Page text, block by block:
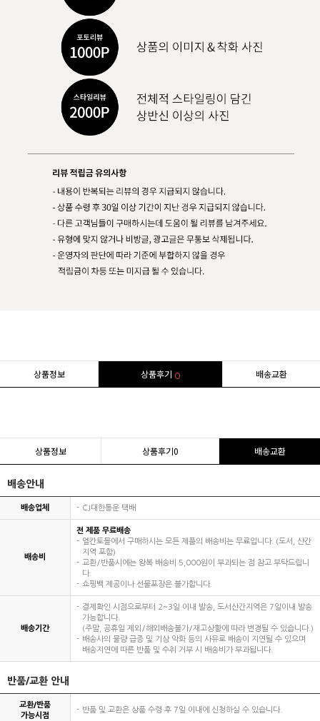
상품정보 상품후기 0 배송교환
상품정보 상품후기0 배송교환
배송안내
배송업체 CJ대한통운 택배
배송비
전 제품 무료배송
엘칸토몰에서 구매하시는 모든 제품의 배송비는 무료입니다. (도서, 산간
지역 포함)
교환/반품시에는 왕복 배송비 5,000원이 부과되는 점 참고 부탁드립니
다.
쇼핑백 제공이나 선물포장은 불가합니다.
배송기간
결제확인 시점으로부터 2~3일 이내 발송, 도서산간지역은 7일이내 발송
가능합니다.
(주말, 공휴일 제외/해외배송불가/재고상황에 따라 변경될 수 있습니다.)
배송사의 물량 급증 및 기상 악화 등의 사유로 배송이 지연될 수 있으며
배송지연에 따른 반품 및 수취 거부 시 배송비가 부과됩니다.
반품/교환 안내
교환/반품
가능시점
반품 및 교환은 상품 수령 후 7일 이내에 신청하실 수 있습니다.